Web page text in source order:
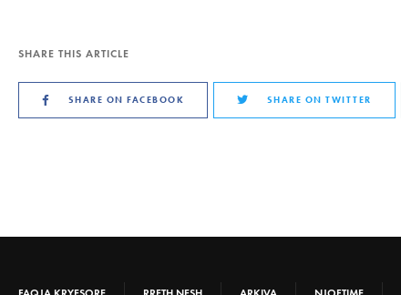
SHARE THIS ARTICLE
SHARE ON FACEBOOK SHARE ON TWITTER
FAQJA KRYESORE RRETH NESH ARKIVA NJOFTIME